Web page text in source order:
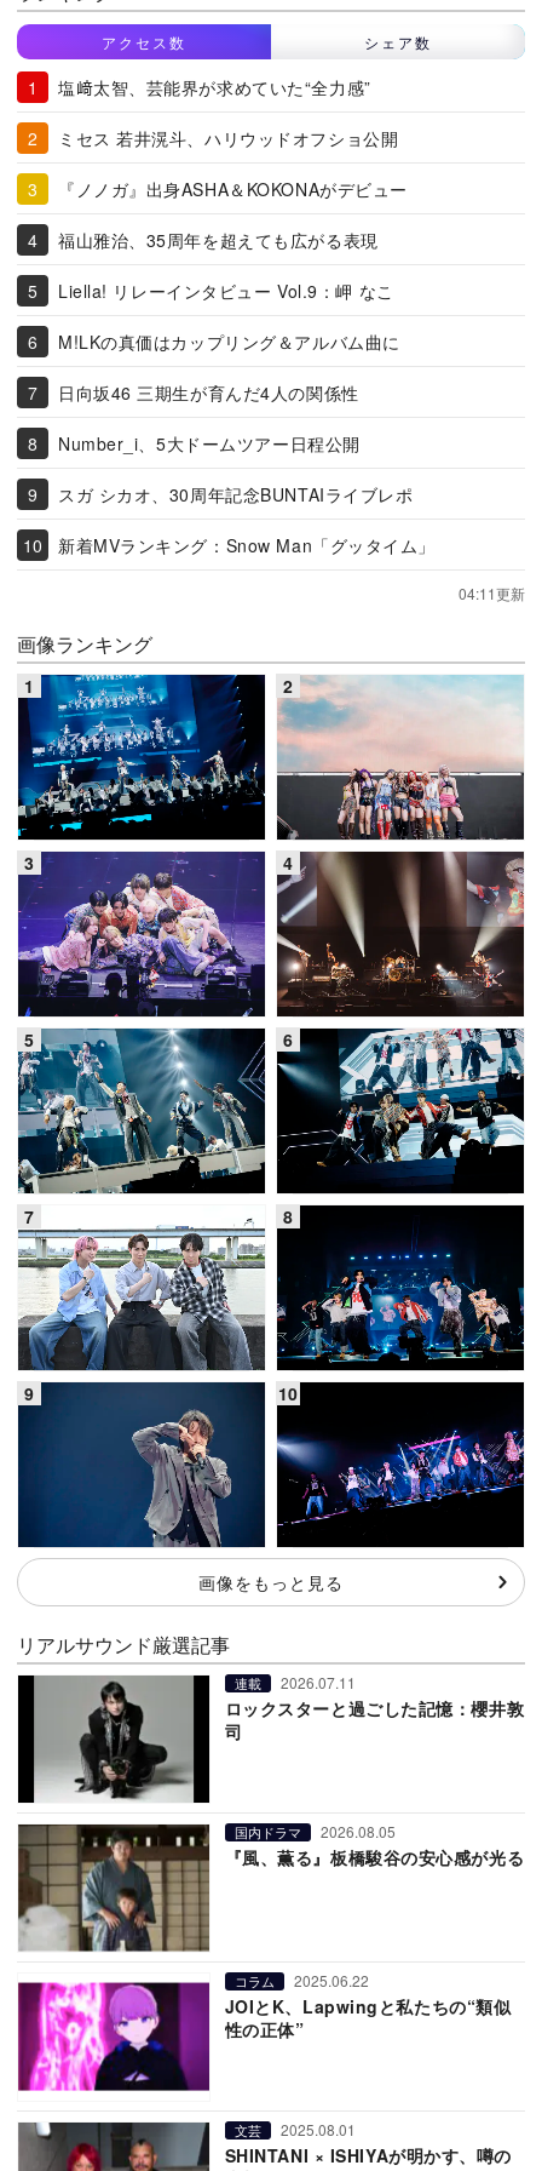
アクセス数 シェア数
塩﨑太智、芸能界が求めていた“全力感”
ミセス 若井滉斗、ハリウッドオフショ公開
『ノノガ』出身ASHA＆KOKONAがデビュー
福山雅治、35周年を超えても広がる表現
Liella! リレーインタビュー Vol.9：岬 なこ
M!LKの真価はカップリング＆アルバム曲に
日向坂46 三期生が育んだ4人の関係性
Number_i、5大ドームツアー日程公開
スガ シカオ、30周年記念BUNTAIライブレポ
新着MVランキング：Snow Man「グッタイム」
04:11更新
画像ランキング
画像をもっと見る
リアルサウンド厳選記事
連載 2026.07.11
ロックスターと過ごした記憶：櫻井敦
司
国内ドラマ 2026.08.05
『風、薫る』板橋駿谷の安心感が光る
コラム 2025.06.22
JOIとK、Lapwingと私たちの“類似
性の正体”
文芸 2025.08.01
SHINTANI × ISHIYAが明かす、噂の